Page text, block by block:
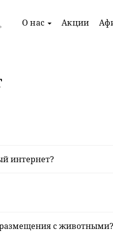
О нас Акции
интернет?
с животными?